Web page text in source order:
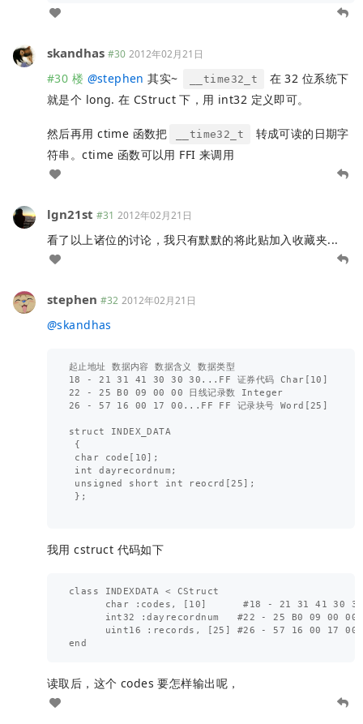
skandhas #30 2012年02月21日
#30 楼 @stephen 其实~ __time32_t
在 32 位系统下
就是个 long. 在 CStruct 下，用 int32 定义即可。
然后再用 ctime 函数把 __time32_t
转成可读的日期字
符串。ctime 函数可以用 FFI 来调用
lgn21st #31 2012年02月21日
看了以上诸位的讨论，我只有默默的将此贴加入收藏夹...
stephen #32 2012年02月21日
@skandhas
起止地址 数据内容 数据含义 数据类型
18 - 21 31 41 30 30 30...FF 证券代码 Char[10]
22 - 25 B0 09 00 00 日线记录数 Integer
26 - 57 16 00 17 00...FF FF 记录块号 Word[25]
struct INDEX_DATA
{
char code[10];
int dayrecordnum;
unsigned short int reocrd[25];
};
我用 cstruct 代码如下
class INDEXDATA < CStruct
char :codes, [10]      #18 - 21 31 41 30 30
int32 :dayrecordnum   #22 - 25 B0 09 00 00
uint16 :records, [25] #26 - 57 16 00 17
读取后，这个 codes 要怎样输出呢，